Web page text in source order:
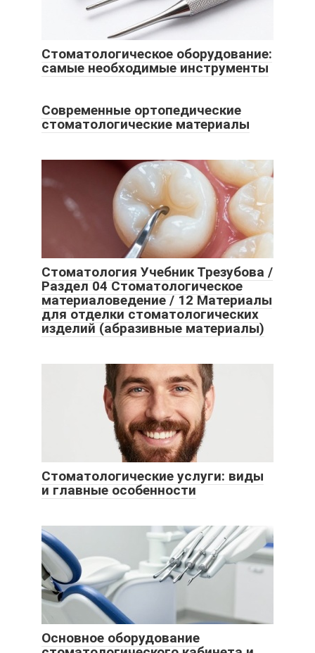
Стоматологическое оборудование:
самые необходимые инструменты
​Современные ортопедические
стоматологические материалы
Стоматология Учебник Трезубова /
Раздел 04 Стоматологическое
материаловедение / 12 Материалы
для отделки стоматологических
изделий (абразивные материалы)
Стоматологические услуги: виды
и главные особенности
Основное оборудование